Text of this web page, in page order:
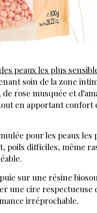
peaux les plus
soin de la zone
rose musquée et
en apportant confort
pour les peaux les
poils difficiles, même
sur une résine
une cire respectueuse
irréprochable.